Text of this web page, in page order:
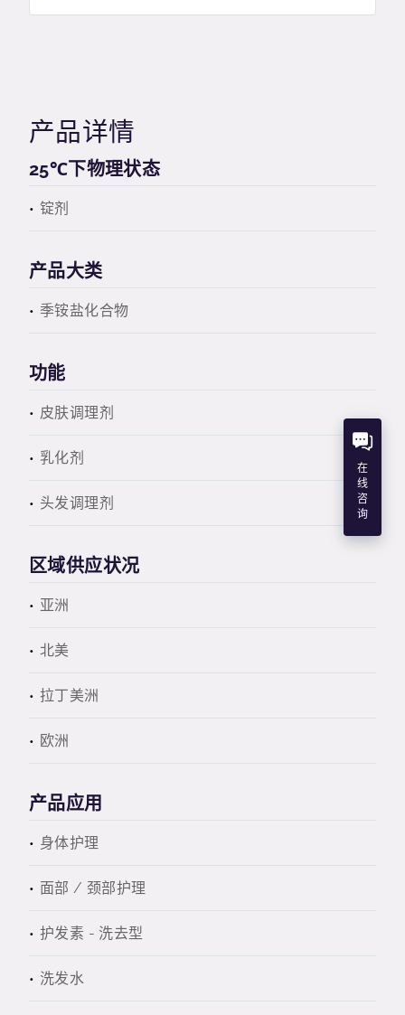
产品详情
25℃下物理状态
锭剂
产品大类
季铵盐化合物
功能
皮肤调理剂
乳化剂
头发调理剂
区域供应状况
亚洲
北美
拉丁美洲
欧洲
产品应用
身体护理
面部 / 颈部护理
护发素 - 洗去型
洗发水
在
线
咨
询